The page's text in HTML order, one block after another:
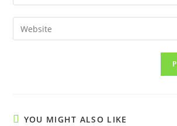
comment
your
email
address
Enter
your
YOU MIGHT ALSO LIKE